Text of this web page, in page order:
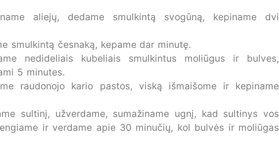
aliejų, dedame smulkintą svogūną, kepiname dvi
smulkintą česnaką, kepame dar minutę.
nedideliais kubeliais smulkintus moliūgus ir bulves,
5 minutes.
raudonojo kario pastos, viską išmaišome ir kepiname
sultinį, užverdame, sumažiname ugnį, kad sultinys vos
ir verdame apie 30 minučių, kol bulvės ir moliūgas